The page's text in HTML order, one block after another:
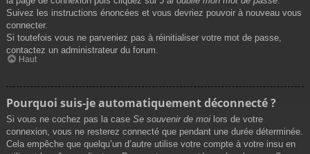
Suivez les instructions énoncées et vous devriez pouvoir à nouveau vous
connecter.
Si toutefois vous ne parveniez pas à réinitialiser votre mot de passe,
contactez un administrateur du forum.
Haut
Pourquoi suis-je automatiquement déconnecté ?
Si vous ne cochez pas la case Se souvenir de moi lors de votre
connexion, vous ne resterez connecté que pendant une durée déterminée.
Cela empêche que quelqu’un d’autre utilise votre compte à votre insu en